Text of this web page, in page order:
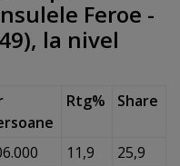
Feroe -
la nivel
Rtg% Share
11,9
25,9